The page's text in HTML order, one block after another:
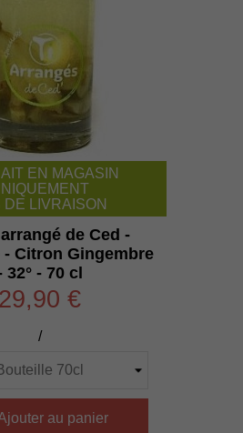
EN MAGASIN
DE LIVRAISON
de Ced -
- Citron Gingembre
32° - 70 cl
29,90 €
/
au panier